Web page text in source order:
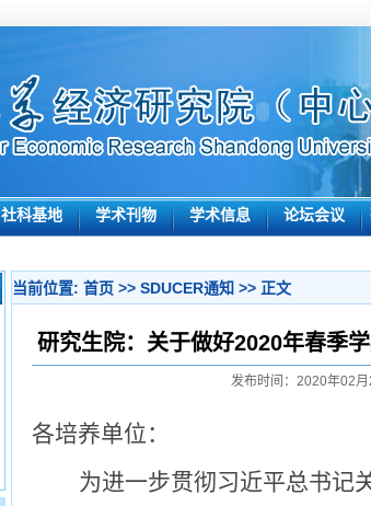
社科基地 学术刊物 学术信息 论坛会议
当前位置: 首页 >> SDUCER通知 >> 正文
研究生院：关于做好2020年春季
发布时间：2020年02
各培养单位：
为进一步贯彻习近平总书记